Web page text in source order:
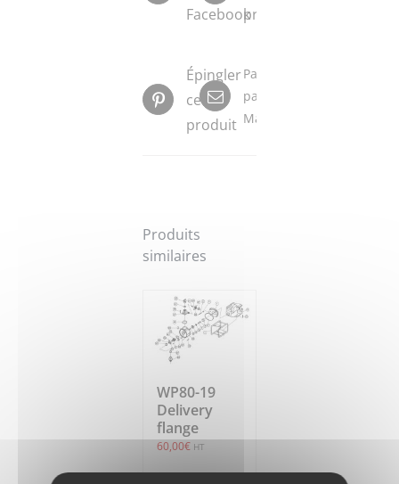
Facebookproduit
Épingler
ce
produit
Partager
par
Mail
Produits
similaires
WP80-19
Delivery
flange
60,00€ HT